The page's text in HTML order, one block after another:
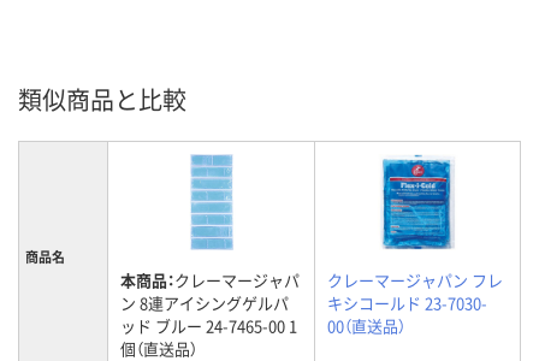
類似商品と比較
商品名
本商品：クレーマージャパ
ン 8連アイシングゲルパ
ッド ブルー 24-7465-00 1
個（直送品）
クレーマージャパン フレ
キシコールド 23-7030-
00（直送品）